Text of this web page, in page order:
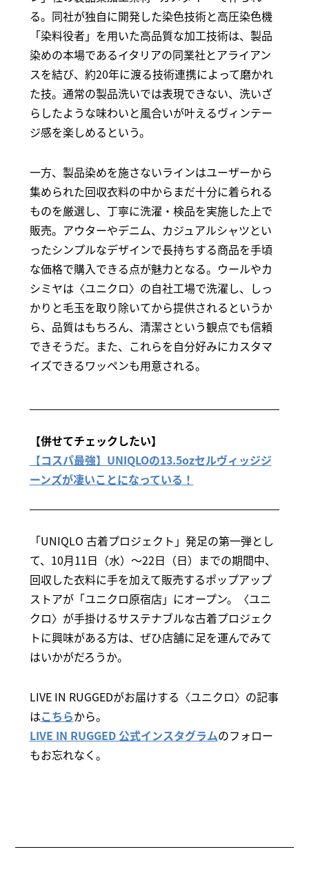
る。同社が独自に開発した染色技術と高圧染色機
「染料役者」を用いた高品質な加工技術は、製品
染めの本場であるイタリアの同業社とアライアン
スを結び、約20年に渡る技術連携によって磨かれ
た技。通常の製品洗いでは表現できない、洗いざ
らしたような味わいと風合いが叶えるヴィンテー
ジ感を楽しめるという。
一方、製品染めを施さないラインはユーザーから
集められた回収衣料の中からまだ十分に着られる
ものを厳選し、丁寧に洗濯・検品を実施した上で
販売。アウターやデニム、カジュアルシャツとい
ったシンプルなデザインで長持ちする商品を手頃
な価格で購入できる点が魅力となる。ウールやカ
シミヤは〈ユニクロ〉の自社工場で洗濯し、しっ
かりと毛玉を取り除いてから提供されるというか
ら、品質はもちろん、清潔さという観点でも信頼
できそうだ。また、これらを自分好みにカスタマ
イズできるワッペンも用意される。
【併せてチェックしたい】
【コスパ最強】UNIQLOの13.5ozセルヴィッジジ
ーンズが凄いことになっている！
「UNIQLO 古着プロジェクト」発足の第一弾とし
て、10月11日（水）～22日（日）までの期間中、
回収した衣料に手を加えて販売するポップアップ
ストアが「ユニクロ原宿店」にオープン。〈ユニ
クロ〉が手掛けるサステナブルな古着プロジェク
トに興味がある方は、ぜひ店舗に足を運んでみて
はいかがだろうか。
LIVE IN RUGGEDがお届けする〈ユニクロ〉の記事
はこちらから。
LIVE IN RUGGED 公式インスタグラムのフォロー
もお忘れなく。